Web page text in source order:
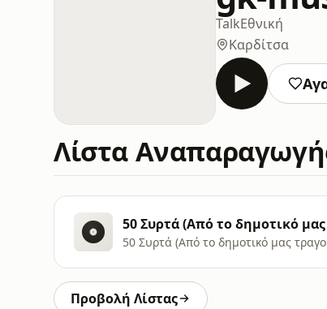
TalkΕθνική
Καρδίτσα
Λίστα
50 Συρτά (Από το δημοτικό
50 Συρτά (Από το δημοτικό μας
Προβολή Λίστας